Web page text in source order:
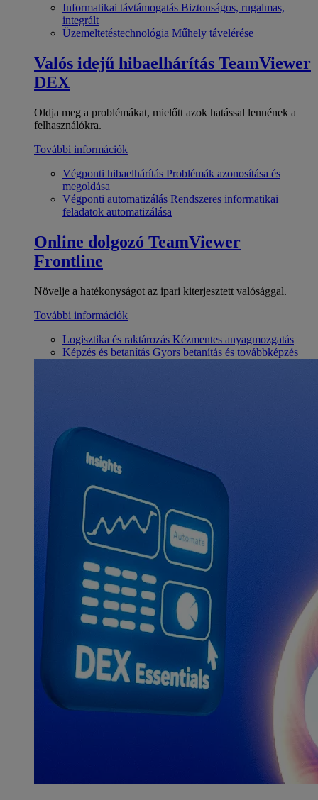
Informatikai távtámogatás Biztonságos, rugalmas,
integrált
Üzemeltetéstechnológia Műhely távelérése
Valós idejű hibaelhárítás TeamViewer
DEX
Oldja meg a problémákat, mielőtt azok hatással lennének a
felhasználókra.
További információk
Végponti hibaelhárítás Problémák azonosítása és
megoldása
Végponti automatizálás Rendszeres informatikai
feladatok automatizálása
Online dolgozó TeamViewer
Frontline
Növelje a hatékonyságot az ipari kiterjesztett valósággal.
További információk
Logisztika és raktározás Kézmentes anyagmozgatás
Képzés és betanítás Gyors betanítás és továbbképzés